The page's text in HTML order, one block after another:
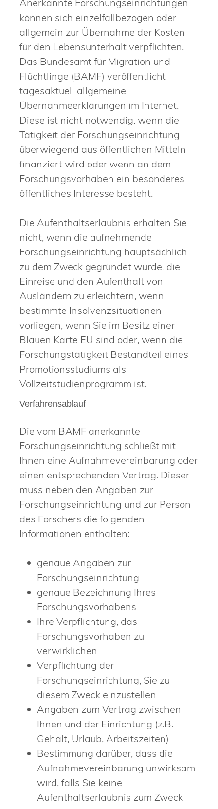
Anerkannte Forschungseinrichtungen
können sich einzelfallbezogen oder
allgemein zur Übernahme der Kosten
für den Lebensunterhalt verpflichten.
Das Bundesamt für Migration und
Flüchtlinge (BAMF) veröffentlicht
tagesaktuell allgemeine
Übernahmeerklärungen im Internet.
Diese ist nicht notwendig, wenn die
Tätigkeit der Forschungseinrichtung
überwiegend aus öffentlichen Mitteln
finanziert wird oder wenn an dem
Forschungsvorhaben ein besonderes
öffentliches Interesse besteht.
Die Aufenthaltserlaubnis erhalten Sie
nicht, wenn die aufnehmende
Forschungseinrichtung hauptsächlich
zu dem Zweck gegründet wurde, die
Einreise und den Aufenthalt von
Ausländern zu erleichtern, wenn
bestimmte Insolvenzsituationen
vorliegen, wenn Sie im Besitz einer
Blauen Karte EU sind oder, wenn die
Forschungstätigkeit Bestandteil eines
Promotionsstudiums als
Vollzeitstudienprogramm ist.
Verfahrensablauf
Die vom BAMF anerkannte
Forschungseinrichtung schließt mit
Ihnen eine Aufnahmevereinbarung oder
einen entsprechenden Vertrag. Dieser
muss neben den Angaben zur
Forschungseinrichtung und zur Person
des Forschers die folgenden
Informationen enthalten:
genaue Angaben zur
Forschungseinrichtung
genaue Bezeichnung Ihres
Forschungsvorhabens
Ihre Verpflichtung, das
Forschungsvorhaben zu
verwirklichen
Verpflichtung der
Forschungseinrichtung, Sie zu
diesem Zweck einzustellen
Angaben zum Vertrag zwischen
Ihnen und der Einrichtung (z.B.
Gehalt, Urlaub, Arbeitszeiten)
Bestimmung darüber, dass die
Aufnahmevereinbarung unwirksam
wird, falls Sie keine
Aufenthaltserlaubnis zum Zweck